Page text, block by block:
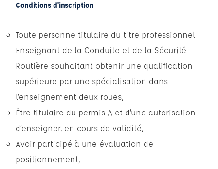
Conditions d'inscription
Toute personne titulaire du titre professionnel
Enseignant de la Conduite et de la Sécurité
Routière souhaitant obtenir une qualification
supérieure par une spécialisation dans
l’enseignement deux roues,
Être titulaire du permis A et d’une autorisation
d’enseigner, en cours de validité,
Avoir participé à une évaluation de
positionnement,